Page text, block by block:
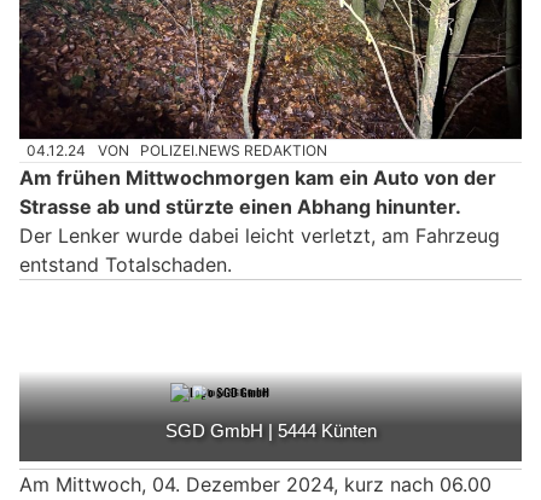
04.12.24 VON POLIZEI.NEWS REDAKTION
Am frühen Mittwochmorgen kam ein Auto von der
Strasse ab und stürzte einen Abhang hinunter.
Der Lenker wurde dabei leicht verletzt, am Fahrzeug
entstand Totalschaden.
Am Mittwoch, 04. Dezember 2024, kurz nach 06.00